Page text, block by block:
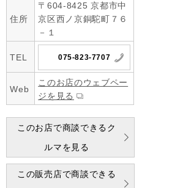
住所
〒604-8425 京都市中
京区西ノ京銅駝町７６
－１
TEL 075-823-7707
Web
このお店のウェブペー
ジを見る
このお店で商談できるク
ルマを見る
この販売店で商談できる